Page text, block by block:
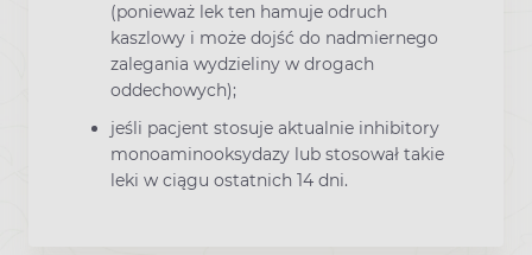
(ponieważ lek ten hamuje odruch
kaszlowy i może dojść do nadmiernego
zalegania wydzieliny w drogach
oddechowych);
jeśli pacjent stosuje aktualnie inhibitory
monoaminooksydazy lub stosował takie
leki w ciągu ostatnich 14 dni.